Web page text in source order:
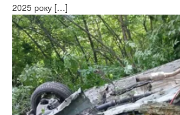
2025 року […]